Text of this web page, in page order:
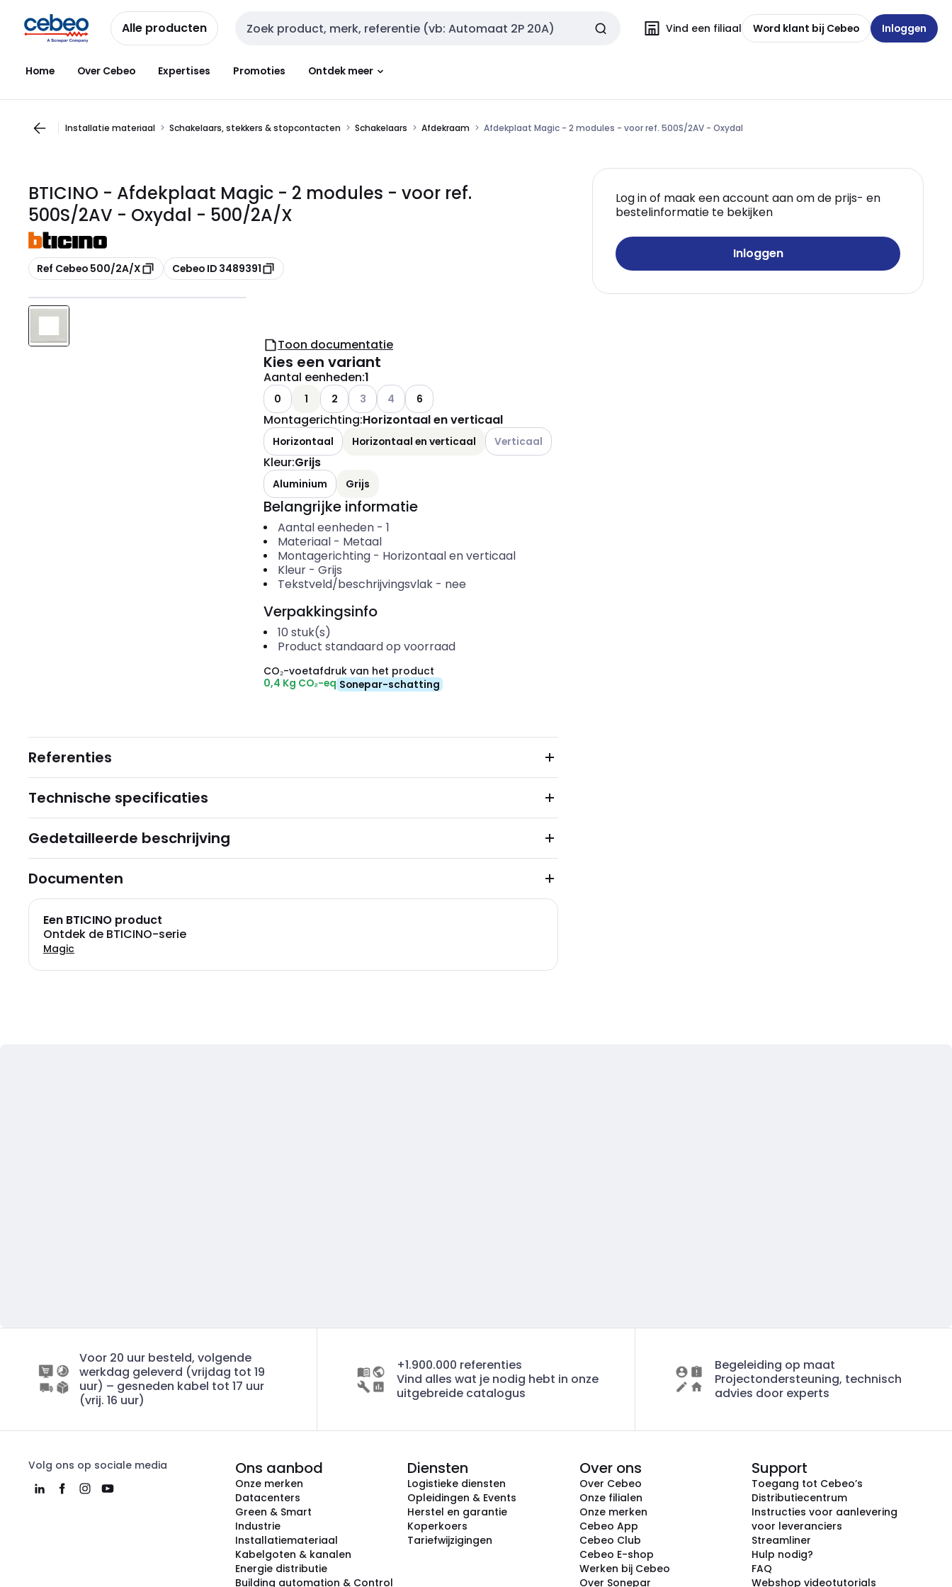
naar
navigatie
naar
inhoud
Alle producten Zoekveld invoer Vind een filiaal Word klant bij Cebeo Inloggen
Home Over Cebeo Expertises Promoties Ontdek meer
Installatie materiaal Schakelaars, stekkers & stopcontacten Schakelaars Afdekraam Afdekplaat Magic - 2 modules - voor ref. 500S/2AV - Oxydal
BTICINO - Afdekplaat Magic - 2 modules - voor ref.
500S/2AV - Oxydal - 500/2A/X
Kopiëren
Ref Cebeo 500/2A/X Kopiëren
Cebeo ID 3489391
Log in of maak een account aan om de prijs- en
bestelinformatie te bekijken
Inloggen
Toon documentatie
Kies een variant
Aantal eenheden:1
0 1 2 Andere varianten (Huidige combinatie niet mogelijk)
3 Andere varianten (Huidige combinatie niet mogelijk)
4 6
Montagerichting:Horizontaal en verticaal
Horizontaal Horizontaal en verticaal Andere varianten (Huidige combinatie niet mogelijk)
Verticaal
Kleur:Grijs
Aluminium Grijs
Belangrijke informatie
Aantal eenheden- 1
Materiaal- Metaal
Montagerichting- Horizontaal en verticaal
Kleur- Grijs
Tekstveld/beschrijvingsvlak- nee
Verpakkingsinfo
10 stuk(s)
Product standaard op voorraad
CO₂-voetafdruk van het product
0,4 Kg CO₂-eq Sonepar-schatting
Referenties
Technische specificaties
Gedetailleerde beschrijving
Documenten
Een BTICINO product
Ontdek de BTICINO-serie
Magic
Voor 20 uur besteld, volgende
werkdag geleverd (vrijdag tot 19
uur) – gesneden kabel tot 17 uur
(vrij. 16 uur)
+1.900.000 referenties
Vind alles wat je nodig hebt in onze
uitgebreide catalogus
Begeleiding op maat
Projectondersteuning, technisch
advies door experts
Volg ons op sociale media Ons aanbod
Onze merken
Datacenters
Green & Smart
Industrie
Installatiemateriaal
Kabelgoten & kanalen
Energie distributie
Building automation & Control
Diensten
Logistieke diensten
Opleidingen & Events
Herstel en garantie
Koperkoers
Tariefwijzigingen
Over ons
Over Cebeo
Onze filialen
Onze merken
Cebeo App
Cebeo Club
Cebeo E-shop
Werken bij Cebeo
Over Sonepar
Support
Toegang tot Cebeo’s
Distributiecentrum
Instructies voor aanlevering
voor leveranciers
Streamliner
Hulp nodig?
FAQ
Webshop videotutorials